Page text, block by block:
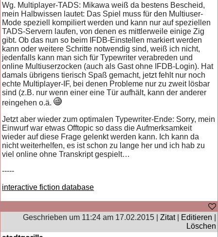
Wg. Multiplayer-TADS: Mikawa weiß da bestens Bescheid,
mein Halbwissen lautet: Das Spiel muss für den Multiuser-
Mode speziell kompiliert werden und kann nur auf speziellen
TADS-Servern laufen, von denen es mittlerweile einige Zig
gibt. Ob das nun so beim IFDB-Einstellen markiert werden
kann oder weitere Schritte notwendig sind, weiß ich nicht,
jedenfalls kann man sich für Typewriter verabreden und
online Multiuserzocken (auch als Gast ohne IFDB-Login). Hat
damals übrigens tierisch Spaß gemacht, jetzt fehlt nur noch
echte Multiplayer-IF, bei denen Probleme nur zu zweit lösbar
sind (z.B. nur wenn einer eine Tür aufhält, kann der anderer
reingehen o.ä.
Jetzt aber wieder zum optimalen Typewriter-Ende: Sorry, mein
Einwurf war etwas Offtopic so dass die Aufmerksamkeit
wieder auf diese Frage gelenkt werden kann. Ich kann da
nicht weiterhelfen, es ist schon zu lange her und ich hab zu
viel online ohne Transkript gespielt…
-----
interactive fiction database
Geschrieben um 11:24 am 17.02.2015 | Zitat| Editieren
Löschen